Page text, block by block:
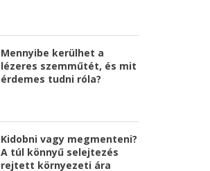
Mennyibe kerülhet a
lézeres szemműtét, és mit
érdemes tudni róla?
Kidobni vagy megmenteni?
A túl könnyű selejtezés
rejtett környezeti ára